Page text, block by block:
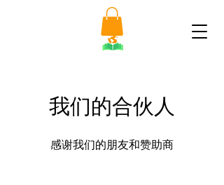
我们的合伙人
感谢我们的朋友和赞助商